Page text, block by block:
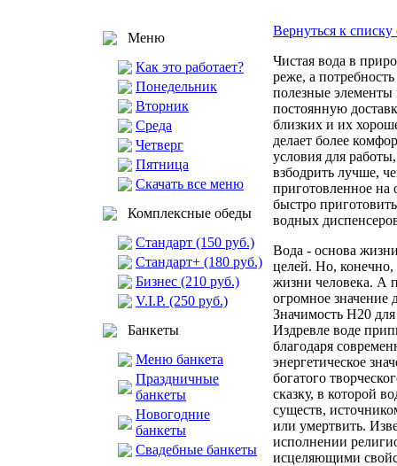
Меню
Как это работает?
Понедельник
Вторник
Среда
Четверг
Пятница
Скачать все меню
Комплексные обеды
Стандарт (150 руб.)
Стандарт+ (180 руб.)
Бизнес (210 руб.)
V.I.P. (250 руб.)
Банкеты
Меню банкета
Праздничные
банкеты
Новогодние
банкеты
Свадебные банкеты
Вернуться к списку
Чистая вода в
реже, а
полезные элементы
постоянную
близких и их
делает более
условия для
взбодрить лучше,
приготовленное
быстро
водных
Вода - основа
целей. Но, конечно,
жизни человека. А
огромное значение
Значимость H20
Издревле воде
благодаря
энергетическое
богатого
сказку, в которой
существ,
или умертвить.
исполнении
исцеляющими